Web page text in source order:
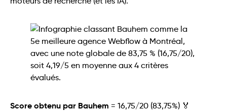
Score obtenu par Bauhem = 16,75/20 (83,75%) 🏅